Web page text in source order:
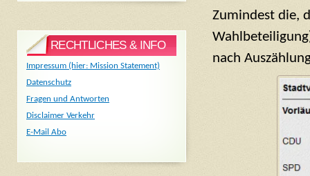
Zumindest die,
nach
RECHTLICHES & INFO
Impressum (hier: Mission Statement)
Datenschutz
Fragen und Antworten
Disclaimer Verkehr
E-Mail Abo